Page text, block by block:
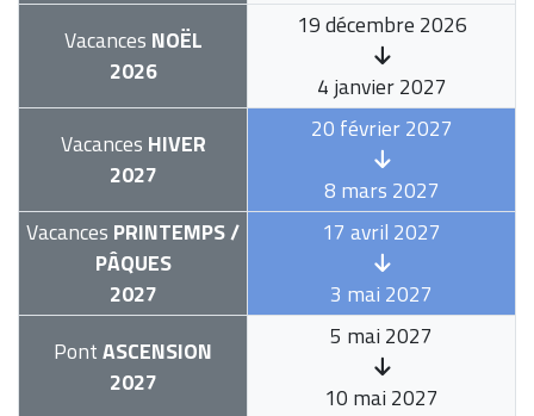
Vacances NOËL
2026
19 décembre 2026
4 janvier 2027
Vacances HIVER
2027
20 février 2027
8 mars 2027
Vacances PRINTEMPS /
PÂQUES
2027
17 avril 2027
3 mai 2027
PontASCENSION
2027
5 mai 2027
10 mai 2027